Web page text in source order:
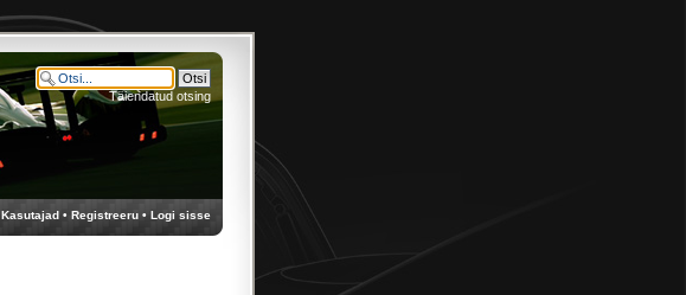
Kasutajad • Registreeru • Logi sisse
Täiendatud otsing